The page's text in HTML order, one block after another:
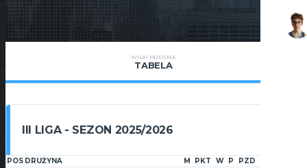
WILKI MORSKIE
TABELA
III LIGA - SEZON 2025/2026
POS DRUŻYNA M PKT W P PZD